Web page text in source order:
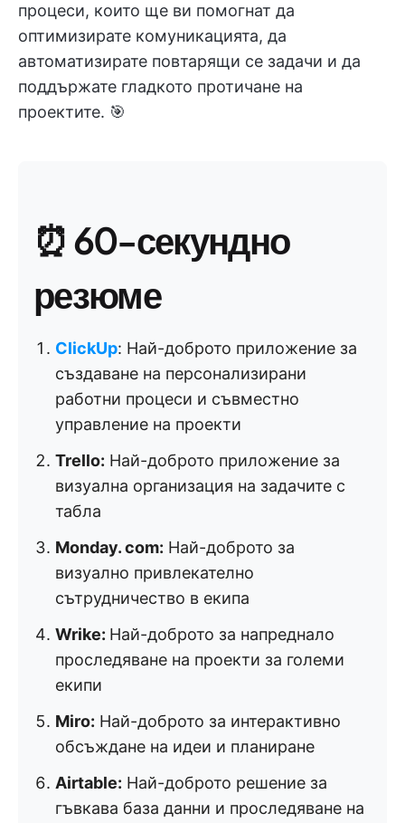
процеси, които ще ви помогнат да
оптимизирате комуникацията, да
автоматизирате повтарящи се задачи и да
поддържате гладкото протичане на
проектите. 🎯
⏰ 60-секундно
резюме
ClickUp: Най-доброто приложение за
създаване на персонализирани
работни процеси и съвместно
управление на проекти
Trello: Най-доброто приложение за
визуална организация на задачите с
табла
Monday. com: Най-доброто за
визуално привлекателно
сътрудничество в екипа
Wrike: Най-доброто за напреднало
проследяване на проекти за големи
екипи
Miro: Най-доброто за интерактивно
обсъждане на идеи и планиране
Airtable: Най-доброто решение за
гъвкава база данни и проследяване на